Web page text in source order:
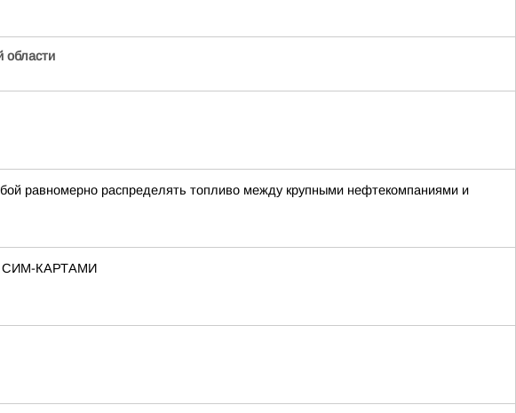
области
равномерно распределять топливо между крупными нефтекомпаниями и
КАРТАМИ